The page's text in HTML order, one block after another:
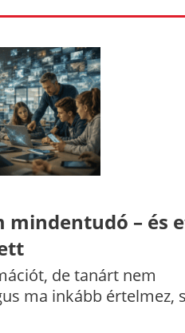
mindentudó – és
de tanárt nem
ma inkább értelmez,